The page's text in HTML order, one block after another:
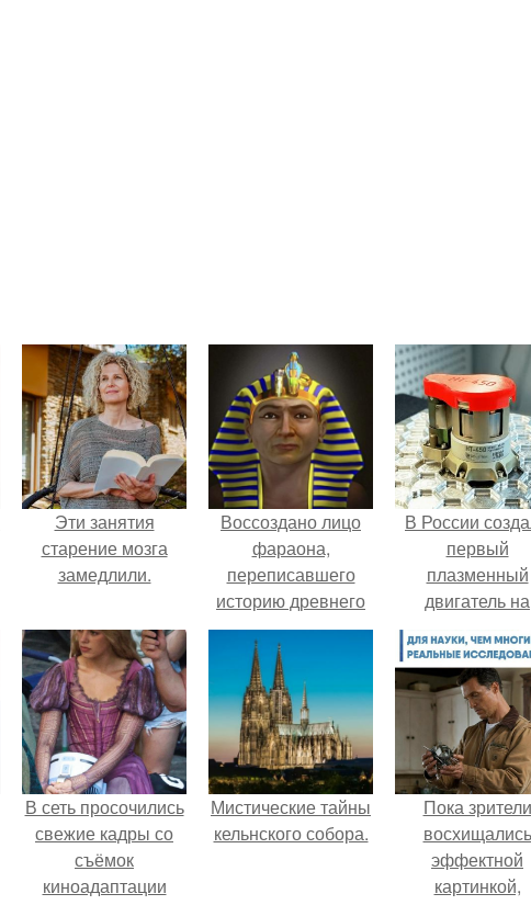
Эти занятия
старение мозга
замедлили.
Воссоздано лицо
фараона,
переписавшего
историю древнего
Египта.
В России
первый
плазменный
двигатель на
В сеть просочились
свежие кадры со
съёмок
киноадаптации
Мистические тайны
кельнского собора.
Пока зрители
восхищались
эффектной
картинкой,